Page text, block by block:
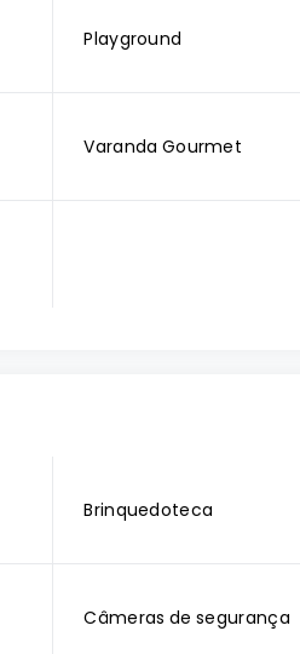
Playground
Varanda Gourmet
Brinquedoteca
Câmeras de segurança